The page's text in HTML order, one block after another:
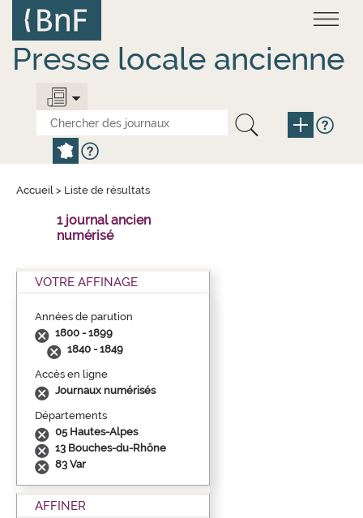
contenu
principal
Presse locale ancienne
Accueil > Liste de résultats
1 journal ancien
numérisé
VOTRE AFFINAGE
Années de parution
1800 - 1899
1840 - 1849
Accès en ligne
Journaux numérisés
Départements
05 Hautes-Alpes
13 Bouches-du-Rhône
83 Var
AFFINER
Panneau de gestion des cookies